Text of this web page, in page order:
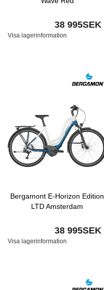
38 995SEK
Visa lagerinformation
Bergamont E-Horizon Edition
LTD Amsterdam
38 995SEK
Visa lagerinformation